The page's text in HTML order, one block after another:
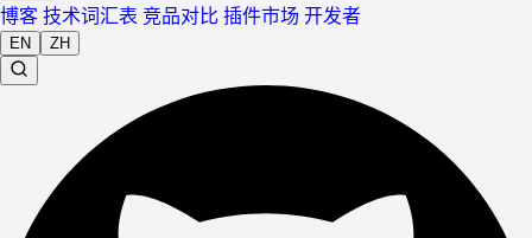
博客技术词汇表 竞品对比 插件市场 开发者
EN ZH